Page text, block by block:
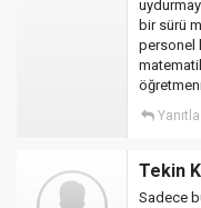
bir sürü
personel
Yanıtla
Tekin
Sadece